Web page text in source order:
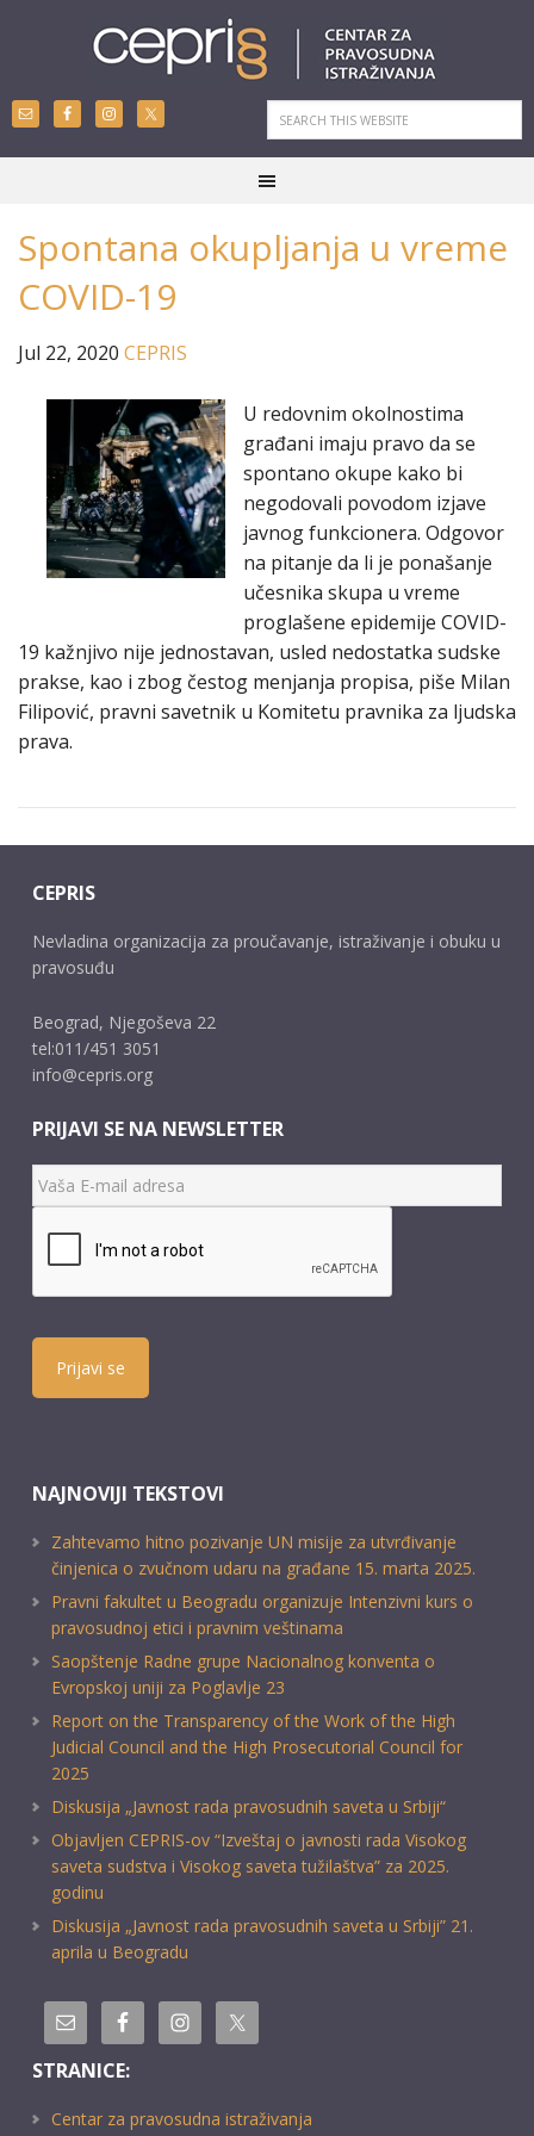
Spontana okupljanja u vreme
COVID-19
Jul 22, 2020 CEPRIS
U redovnim okolnostima
građani imaju pravo da se
spontano okupe kako bi
negodovali povodom izjave
javnog funkcionera. Odgovor
na pitanje da li je ponašanje
učesnika skupa u vreme
proglašene epidemije COVID-
19 kažnjivo nije jednostavan, usled nedostatka sudske
prakse, kao i zbog čestog menjanja propisa, piše Milan
Filipović, pravni savetnik u Komitetu pravnika za ljudska
prava.
CEPRIS
Nevladina organizacija za proučavanje, istraživanje i obuku u
pravosuđu
Beograd, Njegoševa 22
tel:011/451 3051
info@cepris.org
PRIJAVI SE NA NEWSLETTER
Prijavi se
NAJNOVIJI TEKSTOVI
Zahtevamo hitno pozivanje UN misije za utvrđivanje
činjenica o zvučnom udaru na građane 15. marta 2025.
Pravni fakultet u Beogradu organizuje Intenzivni kurs o
pravosudnoj etici i pravnim veštinama
Saopštenje Radne grupe Nacionalnog konventa o
Evropskoj uniji za Poglavlje 23
Report on the Transparency of the Work of the High
Judicial Council and the High Prosecutorial Council for
2025
Diskusija „Javnost rada pravosudnih saveta u Srbiji“
Objavljen CEPRIS-ov “Izveštaj o javnosti rada Visokog
saveta sudstva i Visokog saveta tužilaštva” za 2025.
godinu
Diskusija „Javnost rada pravosudnih saveta u Srbiji” 21.
aprila u Beogradu
STRANICE:
Centar za pravosudna istraživanja